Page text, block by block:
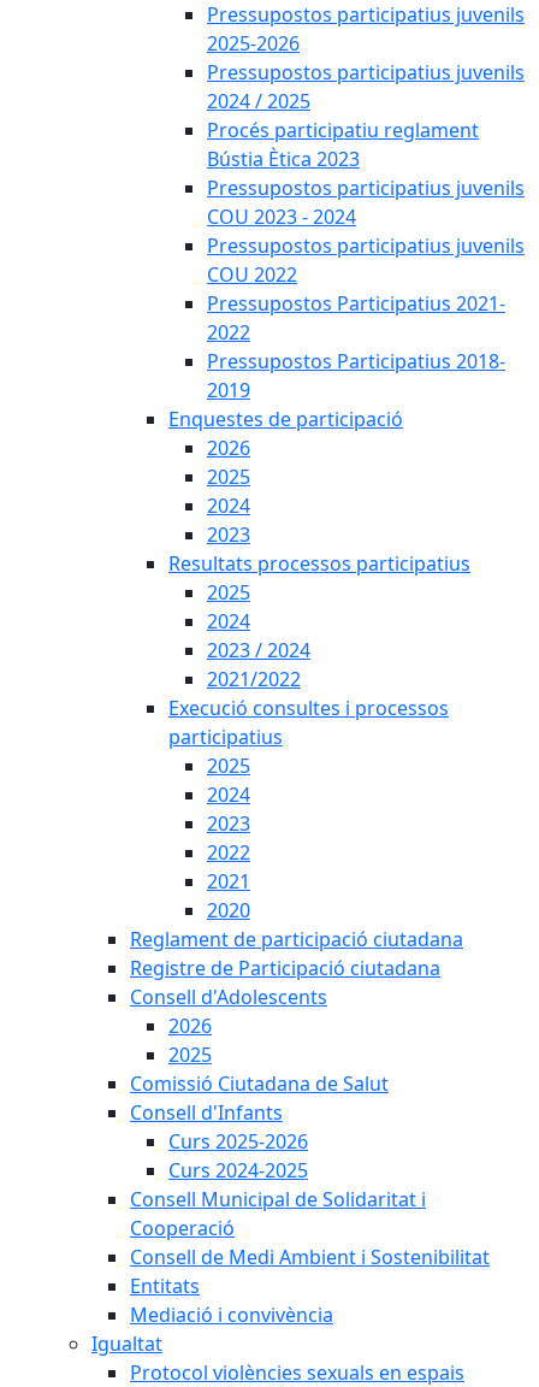
Pressupostos participatius juvenils
2025-2026
Pressupostos participatius juvenils
2024 / 2025
Procés participatiu reglament
Bústia Ètica 2023
Pressupostos participatius juvenils
COU 2023 - 2024
Pressupostos participatius juvenils
COU 2022
Pressupostos Participatius 2021-
2022
Pressupostos Participatius 2018-
2019
Enquestes de participació
2026
2025
2024
2023
Resultats processos participatius
2025
2024
2023 / 2024
2021/2022
Execució consultes i processos
participatius
2025
2024
2023
2022
2021
2020
Reglament de participació ciutadana
Registre de Participació ciutadana
Consell d'Adolescents
2026
2025
Comissió Ciutadana de Salut
Consell d'Infants
Curs 2025-2026
Curs 2024-2025
Consell Municipal de Solidaritat i
Cooperació
Consell de Medi Ambient i Sostenibilitat
Entitats
Mediació i convivència
Igualtat
Protocol violències sexuals en espais